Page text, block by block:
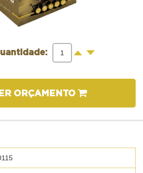
+ -
ORÇAMENTO